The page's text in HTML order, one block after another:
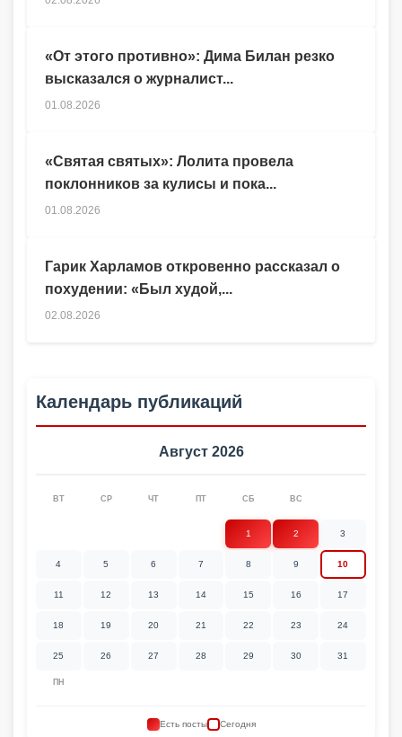
Гарик Харламов откровенно рассказал о
похудении: «Был худой,...
02.08.2026
«От этого противно»: Дима Билан резко
высказался о журналист...
01.08.2026
«Святая святых»: Лолита провела
поклонников за кулисы и пока...
01.08.2026
Календарь публикаций
Август 2026
ПН
ВТ СР ЧТ ПТ СБ ВС
1 2 3
4 5 6 7 8 9 10
11 12 13 14 15 16 17
18 19 20 21 22 23 24
25 26 27 28 29 30 31
Есть посты Сегодня